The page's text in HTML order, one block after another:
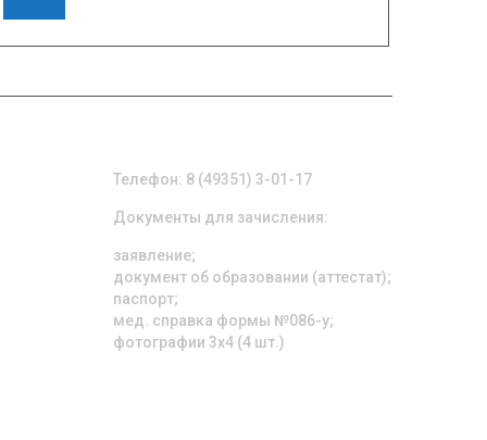
Телефон: 8 (49351) 3-01-17
Документы для зачисления:
заявление;
документ об образовании (аттестат);
паспорт;
мед. справка формы №086-у;
фотографии 3х4 (4 шт.)